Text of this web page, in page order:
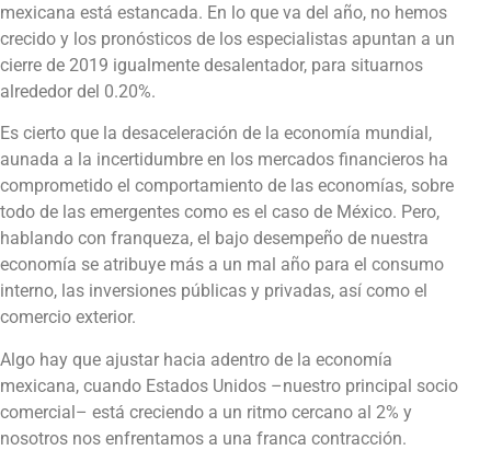
mexicana está estancada. En lo que va del año, no hemos
crecido y los pronósticos de los especialistas apuntan a un
cierre de 2019 igualmente desalentador, para situarnos
alrededor del 0.20%.
Es cierto que la desaceleración de la economía mundial,
aunada a la incertidumbre en los mercados financieros ha
comprometido el comportamiento de las economías, sobre
todo de las emergentes como es el caso de México. Pero,
hablando con franqueza, el bajo desempeño de nuestra
economía se atribuye más a un mal año para el consumo
interno, las inversiones públicas y privadas, así como el
comercio exterior.
Algo hay que ajustar hacia adentro de la economía
mexicana, cuando Estados Unidos –nuestro principal socio
comercial– está creciendo a un ritmo cercano al 2% y
nosotros nos enfrentamos a una franca contracción.